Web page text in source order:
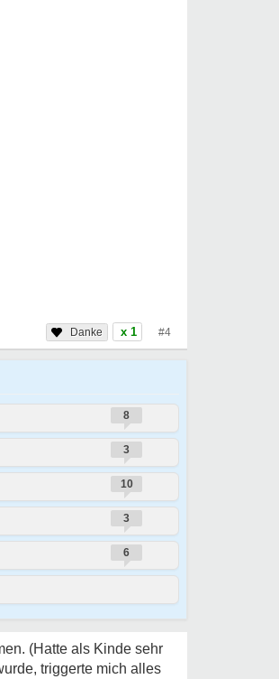
x 1 #4
8
3
10
3
6
(Hatte als Kinde sehr
triggerte mich alles